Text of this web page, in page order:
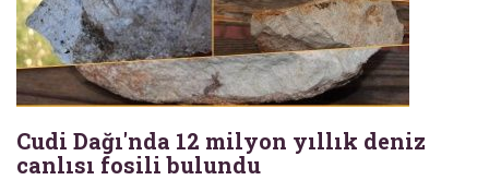
Cudi Dağı'nda 12 milyon yıllık deniz
canlısı fosili bulundu